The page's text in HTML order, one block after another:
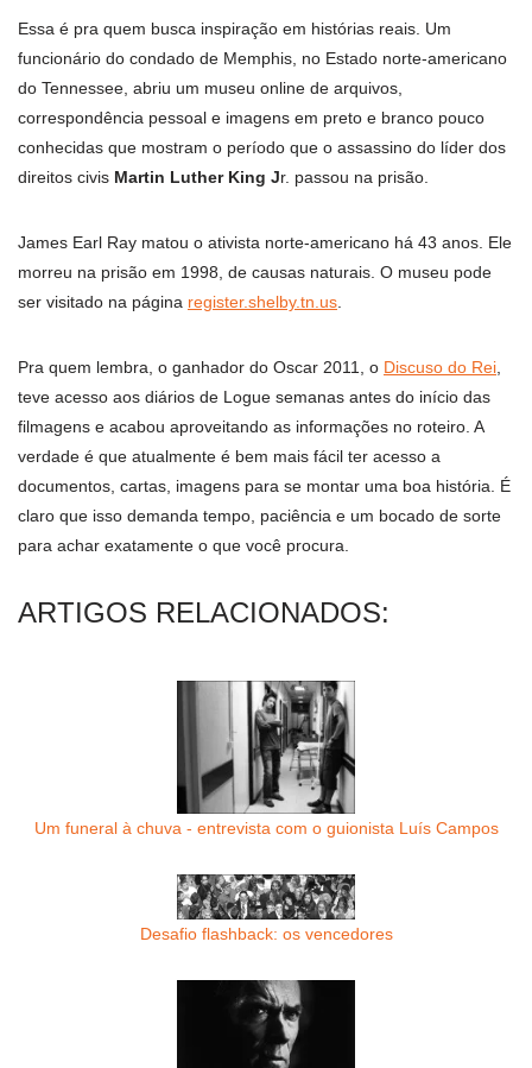
Essa é pra quem busca inspiração em histórias reais. Um
funcionário do condado de Memphis, no Estado norte-americano
do Tennessee, abriu um museu online de arquivos,
correspondência pessoal e imagens em preto e branco pouco
conhecidas que mostram o período que o assassino do líder dos
direitos civis Martin Luther King Jr. passou na prisão.
James Earl Ray matou o ativista norte-americano há 43 anos. Ele
morreu na prisão em 1998, de causas naturais. O museu pode
ser visitado na página register.shelby.tn.us
Pra quem lembra, o ganhador do Oscar 2011, o Discuso do Rei
teve acesso aos diários de Logue semanas antes do início das
filmagens e acabou aproveitando as informações no roteiro. A
verdade é que atualmente é bem mais fácil ter acesso a
documentos, cartas, imagens para se montar uma boa história. É
claro que isso demanda tempo, paciência e um bocado de sorte
para achar exatamente o que você procura.
ARTIGOS RELACIONADOS:
Um funeral à chuva - entrevista com o guionista Luís Campos
Desafio flashback: os vencedores